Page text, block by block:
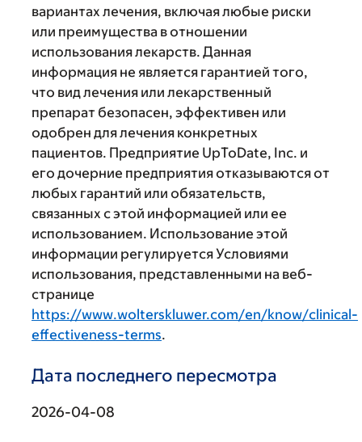
вариантах лечения, включая любые риски
или преимущества в отношении
использования лекарств. Данная
информация не является гарантией того,
что вид лечения или лекарственный
препарат безопасен, эффективен или
одобрен для лечения конкретных
пациентов. Предприятие UpToDate, Inc. и
его дочерние предприятия отказываются от
любых гарантий или обязательств,
связанных с этой информацией или ее
использованием. Использование этой
информации регулируется Условиями
использования, представленными на веб-
странице
https://www.wolterskluwer.com/en/know/clinical-
effectiveness-terms.
Дата последнего пересмотра
2026-04-08